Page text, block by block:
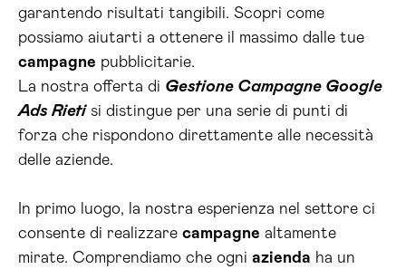
garantendo risultati tangibili. Scopri come
possiamo aiutarti a ottenere il massimo dalle tue
campagne pubblicitarie.
La nostra offerta di Gestione Campagne Google
Ads Rietisi distingue per una serie di punti di
forza che rispondono direttamente alle necessità
delle aziende.
In primo luogo, la nostra esperienza nel settore ci
consente di realizzare campagne altamente
mirate. Comprendiamo che ogni azienda ha un